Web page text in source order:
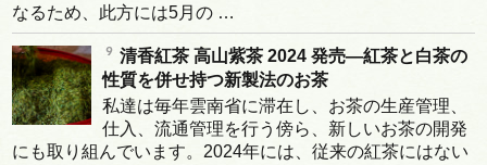
なるため、此方には5月の …
清香紅茶 高山紫茶 2024 発売―紅茶と白茶の
性質を併せ持つ新製法のお茶
私達は毎年雲南省に滞在し、お茶の生産管理、
仕入、流通管理を行う傍ら、新しいお茶の開発
にも取り組んでいます。2024年には、従来の紅茶にはない